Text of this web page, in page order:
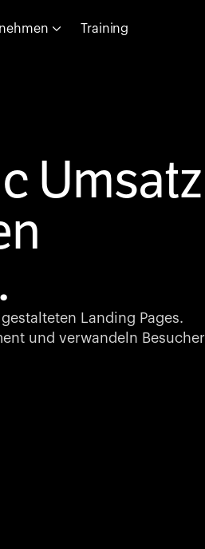
Training
Umsatz
Landing Pages.
und verwandeln Besucher